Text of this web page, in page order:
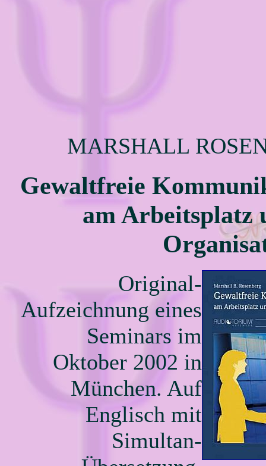
MARSHALL
Gewaltfreie
am Arbeitsplatz
Original-
Aufzeichnung eines
Seminars im
Oktober 2002 in
München. Auf
Englisch mit
Simultan-